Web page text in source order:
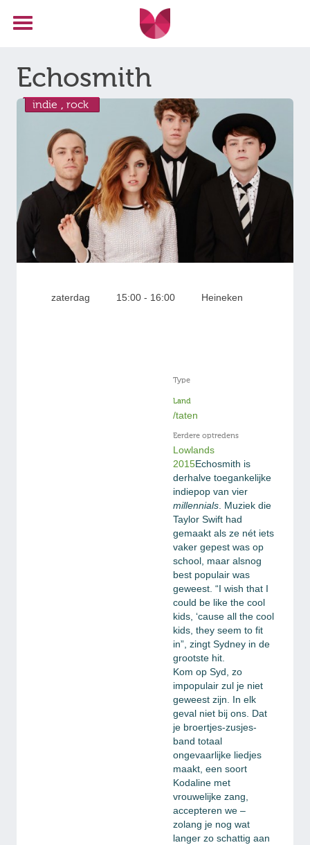
Echosmith
indie , rock
zaterdag 15:00 - 16:00 Heineken
Type
Land
/taten
Eerdere optredens
Lowlands
2015Echosmith is
derhalve toegankelijke
indiepop van vier
millennials . Muziek die
Taylor Swift had
gemaakt als ze nét iets
vaker gepest was op
school, maar alsnog
best populair was
geweest. “I wish that I
could be like the cool
kids, ‘cause all the cool
kids, they seem to fit
in”, zingt Sydney in de
grootste hit.
Kom op Syd, zo
impopulair zul je niet
geweest zijn. In elk
geval niet bij ons. Dat
je broertjes-zusjes-
band totaal
ongevaarlijke liedjes
maakt, een soort
Kodaline met
vrouwelijke zang,
accepteren we –
zolang je nog wat
langer zo schattig aan